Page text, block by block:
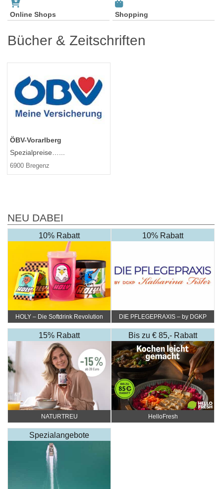
Online Shops Shopping
Bücher & Zeitschriften
ÖBV-Vorarlberg
Spezialpreise…...
6900 Bregenz
NEU DABEI
10% Rabatt
HOLY – Die Softdrink Revolution
10% Rabatt
DIE PFLEGEPRAXIS – by DGKP
Katharina Fister
15% Rabatt
NATURTREU
Bis zu € 85,- Rabatt
HelloFresh
Spezialangebote